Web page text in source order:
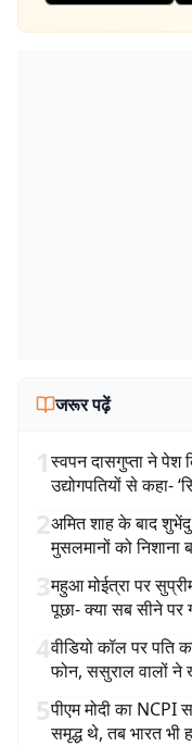
जरूर पढ़ें
1स्वपन दासगुप्ता ने पेश
उद्योगपतियों से कहा-
2अमित शाह के बाद
मुसलमानों को निशाना
3महुआ मोईत्रा पर
पूछा- क्या सब सीने पर
4वीडियो कॉल पर पति
फोन, ससुराल वालों ने
5पीएम मोदी का
समृद्ध थे, तब भारत भी